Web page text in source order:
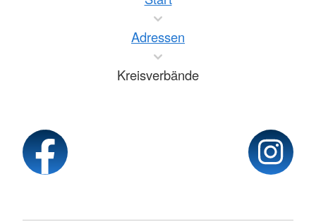
Adressen
Kreisverbände